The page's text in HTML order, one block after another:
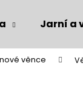
Jarní a
věnce
Co